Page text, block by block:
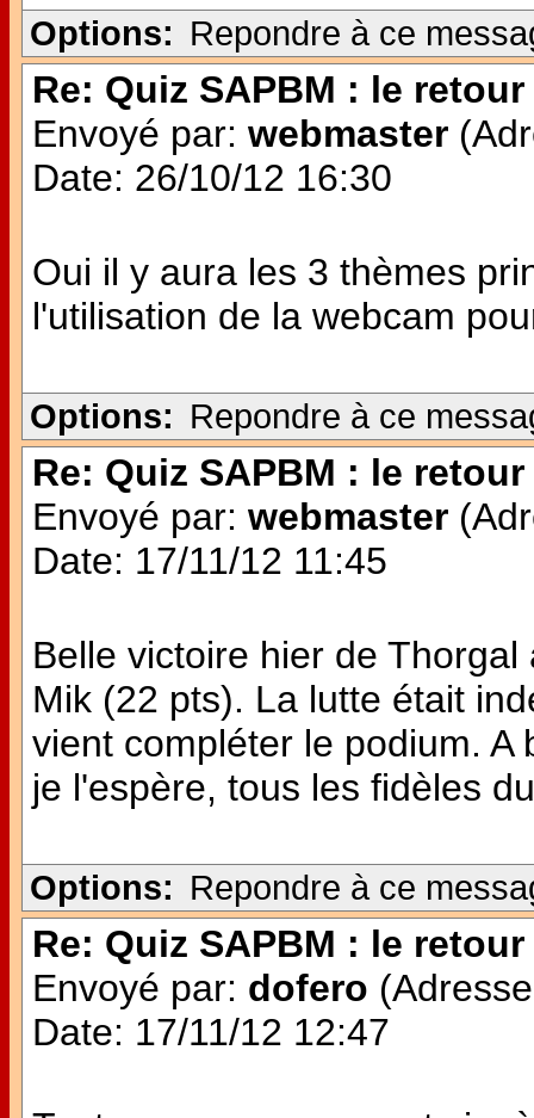
Options: Repondre à ce
Re: Quiz SAPBM : le retour
Envoyé par: webmaster
Date: 26/10/12 16:30
Oui il y aura les 3 thèmes
l'utilisation de la webcam
Options: Repondre à ce
Re: Quiz SAPBM : le retour
Envoyé par: webmaster
Date: 17/11/12 11:45
Belle victoire hier de
Mik (22 pts). La lutte était
vient compléter le podium.
je l'espère, tous les fidèles
Options: Repondre à ce
Re: Quiz SAPBM : le retour
Envoyé par: dofero
Date: 17/11/12 12:47